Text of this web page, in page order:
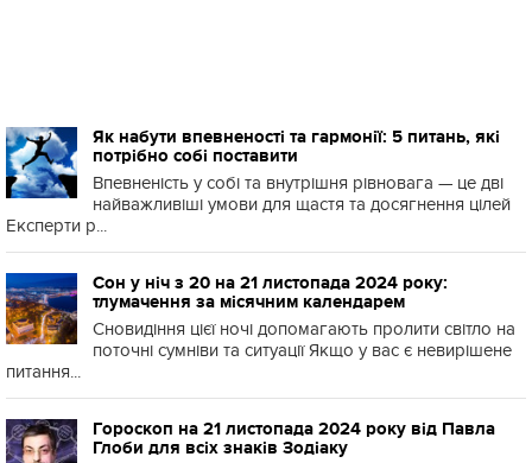
Як набути впевненості та гармонії: 5 питань, які
потрібно собі поставити
Впевненість у собі та внутрішня рівновага — це дві
найважливіші умови для щастя та досягнення цілей
Експерти р...
Сон у ніч з 20 на 21 листопада 2024 року:
тлумачення за місячним календарем
Сновидіння цієї ночі допомагають пролити світло на
поточні сумніви та ситуації Якщо у вас є невирішене
питання...
Гороскоп на 21 листопада 2024 року від Павла
Глоби для всіх знаків Зодіаку